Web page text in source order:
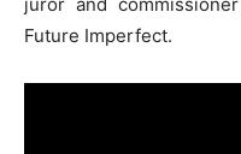
Future Imperfect.